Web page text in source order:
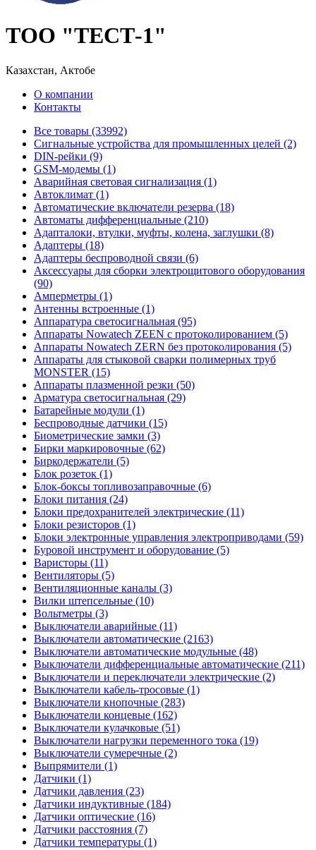
ТОО "ТЕСТ-1"
Казахстан, Актобе
О компании
Контакты
Все товары (33992)
Cигнальные устройства для промышленных целей (2)
DIN-рейки (9)
GSM-модемы (1)
Аварийная световая сигнализация (1)
Автоклимат (1)
Автоматические включатели резерва (18)
Автоматы дифференциальные (210)
Адапталоки, втулки, муфты, колена, заглушки (8)
Адаптеры (18)
Адаптеры беспроводной связи (6)
Аксессуары для сборки электрощитового оборудования
(90)
Амперметры (1)
Антенны встроенные (1)
Аппаратура светосигнальная (95)
Аппараты Nowatech ZEEN c протоколированием (5)
Аппараты Nowatech ZERN без протоколирования (5)
Аппараты для стыковой сварки полимерных труб
MONSTER (15)
Аппараты плазменной резки (50)
Арматура светосигнальная (29)
Батарейные модули (1)
Беспроводные датчики (15)
Биометрические замки (3)
Бирки маркировочные (62)
Биркодержатели (5)
Блок розеток (1)
Блок-боксы топливозаправочные (6)
Блоки питания (24)
Блоки предохранителей электрические (11)
Блоки резисторов (1)
Блоки электронные управления электроприводами (59)
Буровой инструмент и оборудование (5)
Варисторы (11)
Вентиляторы (5)
Вентиляционные каналы (3)
Вилки штепсельные (10)
Вольтметры (3)
Выключатели аварийные (11)
Выключатели автоматические (2163)
Выключатели автоматические модульные (48)
Выключатели дифференциальные автоматические (211)
Выключатели и переключатели электрические (2)
Выключатели кабель-тросовые (1)
Выключатели кнопочные (283)
Выключатели концевые (162)
Выключатели кулачковые (51)
Выключатели нагрузки переменного тока (19)
Выключатели сумеречные (2)
Выпрямители (1)
Датчики (1)
Датчики давления (23)
Датчики индуктивные (184)
Датчики оптические (16)
Датчики расстояния (7)
Датчики температуры (1)